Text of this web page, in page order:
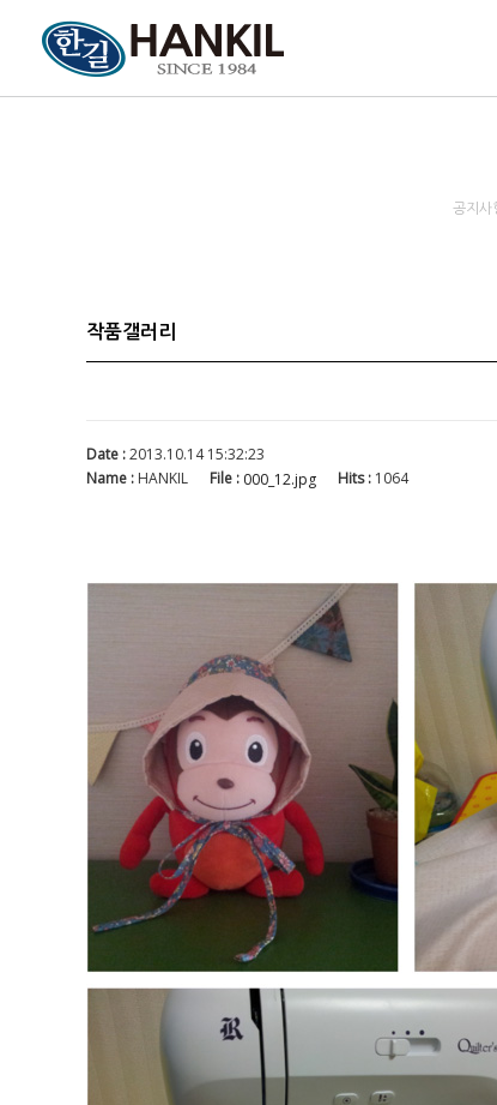
공지사
작품갤러리
Date :2013.10.14 15:32:23
Name : HANKIL File : 000_12.jpg Hits : 1064